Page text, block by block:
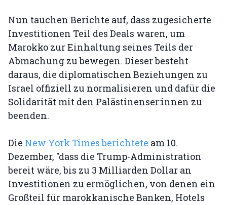
Nun tauchen Berichte auf, dass zugesicherte
Investitionen Teil des Deals waren, um
Marokko zur Einhaltung seines Teils der
Abmachung zu bewegen. Dieser besteht
daraus, die diplomatischen Beziehungen zu
Israel offiziell zu normalisieren und dafür die
Solidarität mit den Palästinenser:innen zu
beenden.
Die New York Times berichtete am 10.
Dezember, "dass die Trump-Administration
bereit wäre, bis zu 3 Milliarden Dollar an
Investitionen zu ermöglichen, von denen ein
Großteil für marokkanische Banken, Hotels